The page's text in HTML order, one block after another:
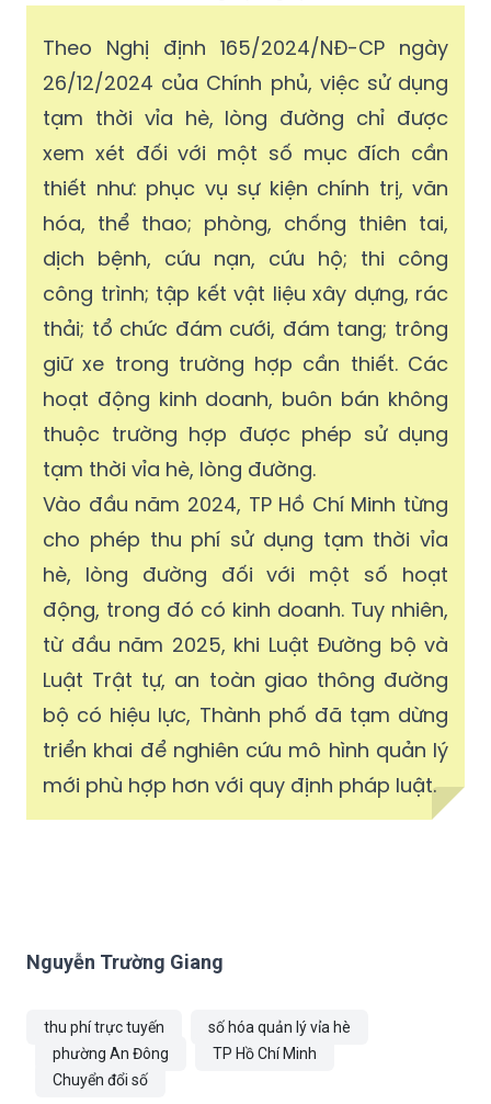
Theo Nghị định 165/2024/NĐ-CP ngày
26/12/2024 của Chính phủ, việc sử dụng
tạm thời vỉa hè, lòng đường chỉ được
xem xét đối với một số mục đích cần
thiết như: phục vụ sự kiện chính trị, văn
hóa, thể thao; phòng, chống thiên tai,
dịch bệnh, cứu nạn, cứu hộ; thi công
công trình; tập kết vật liệu xây dựng, rác
thải; tổ chức đám cưới, đám tang; trông
giữ xe trong trường hợp cần thiết. Các
hoạt động kinh doanh, buôn bán không
thuộc trường hợp được phép sử dụng
tạm thời vỉa hè, lòng đường.
Vào đầu năm 2024, TP Hồ Chí Minh từng
cho phép thu phí sử dụng tạm thời vỉa
hè, lòng đường đối với một số hoạt
động, trong đó có kinh doanh. Tuy nhiên,
từ đầu năm 2025, khi Luật Đường bộ và
Luật Trật tự, an toàn giao thông đường
bộ có hiệu lực, Thành phố đã tạm dừng
triển khai để nghiên cứu mô hình quản lý
mới phù hợp hơn với quy định pháp luật.
Nguyễn Trường Giang
thu phí trực tuyến
số hóa quản lý vỉa hè
phường An Đông
TP Hồ Chí Minh
Chuyển đổi số